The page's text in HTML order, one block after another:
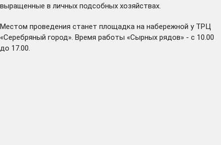
выращенные в личных подсобных хозяйствах.
Местом проведения станет площадка на набережной у ТРЦ
«Серебряный город». Время работы «Сырных рядов» - с 10.00
до 17.00.